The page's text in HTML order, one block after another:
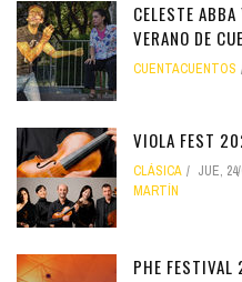
CELESTE
VERANO DE
CUENTACUENTOS
VIOLA FEST
CLÁSICA JUE,
MARTÍN
PHE